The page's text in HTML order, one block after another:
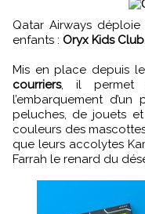
Qatar Airways déploie un nouveau programme pour les
enfants : Oryx Kids
Mis en place depuis
courriers, il permet
l’embarquement d’un
peluches, de jouets
couleurs des
que leurs accolytes
Farrah le renard du